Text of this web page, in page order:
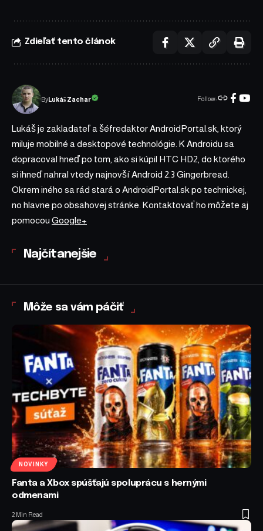
Zdieľať tento článok
ByLukáš Zachar Follow:
Lukáš je zakladateľ a šéfredaktor AndroidPortal.sk, ktorý
miluje mobilné a desktopové technológie. K Androidu sa
dopracoval hneď po tom, ako si kúpil HTC HD2, do ktorého
si ihneď nahral vtedy najnovší Android 2.3 Gingerbread.
Okrem iného sa rád stará o AndroidPortal.sk po technickej,
no hlavne po obsahovej stránke. Kontaktovať ho môžete aj
pomocou Google+
Najčítanejšie
Môže sa vám páčiť
NOVINKY
Fanta a Xbox spúšťajú spoluprácu s hernými
odmenami
2 Min Read